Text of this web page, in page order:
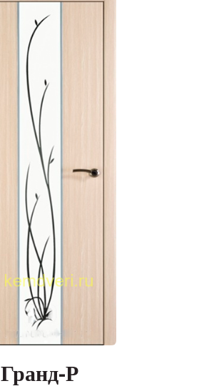
Гранд-Р